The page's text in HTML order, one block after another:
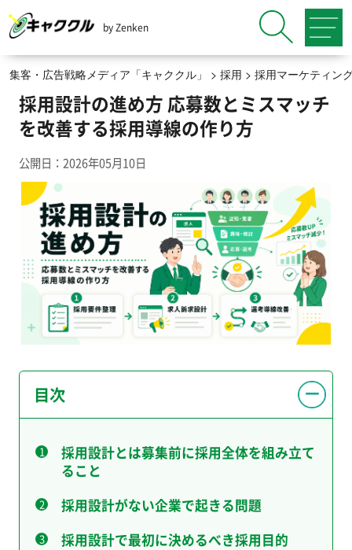
by Zenken
集客・広告戦略メディア「キャククル」 > 採用 > 採用マーケティン
採用設計の進め方 応募数とミスマッチ
を改善する採用導線の作り方
公開日：2026年05月10日
目次
採用設計とは募集前に採用全体を組み立て
ること
採用設計がない企業で起きる問題
採用設計で最初に決めるべき採用目的